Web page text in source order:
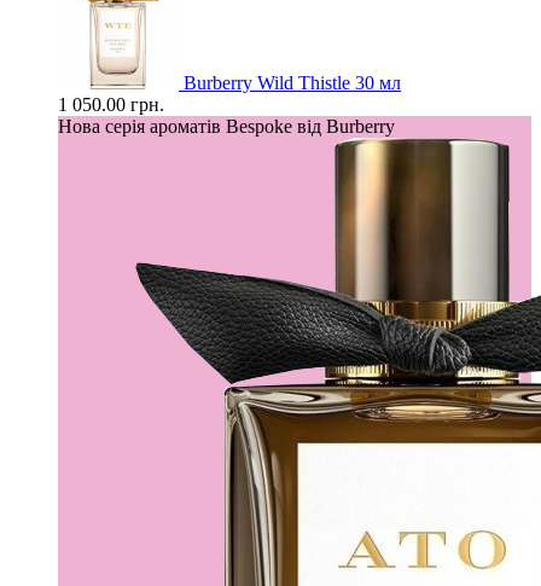
Burberry Wild Thistle 30 мл
1 050.00 грн.
Нова серія ароматів Bespoke від Burberry